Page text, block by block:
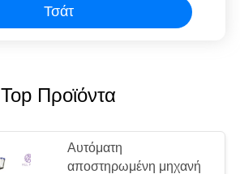
Τσάτ
Top Προϊόντα
Αυτόματη
αποστηρωμένη μηχανή